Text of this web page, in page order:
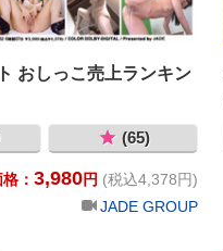
おしっこ売上ランキン
(65)
： 3,980円 (税込4,378円)
JADE GROUP